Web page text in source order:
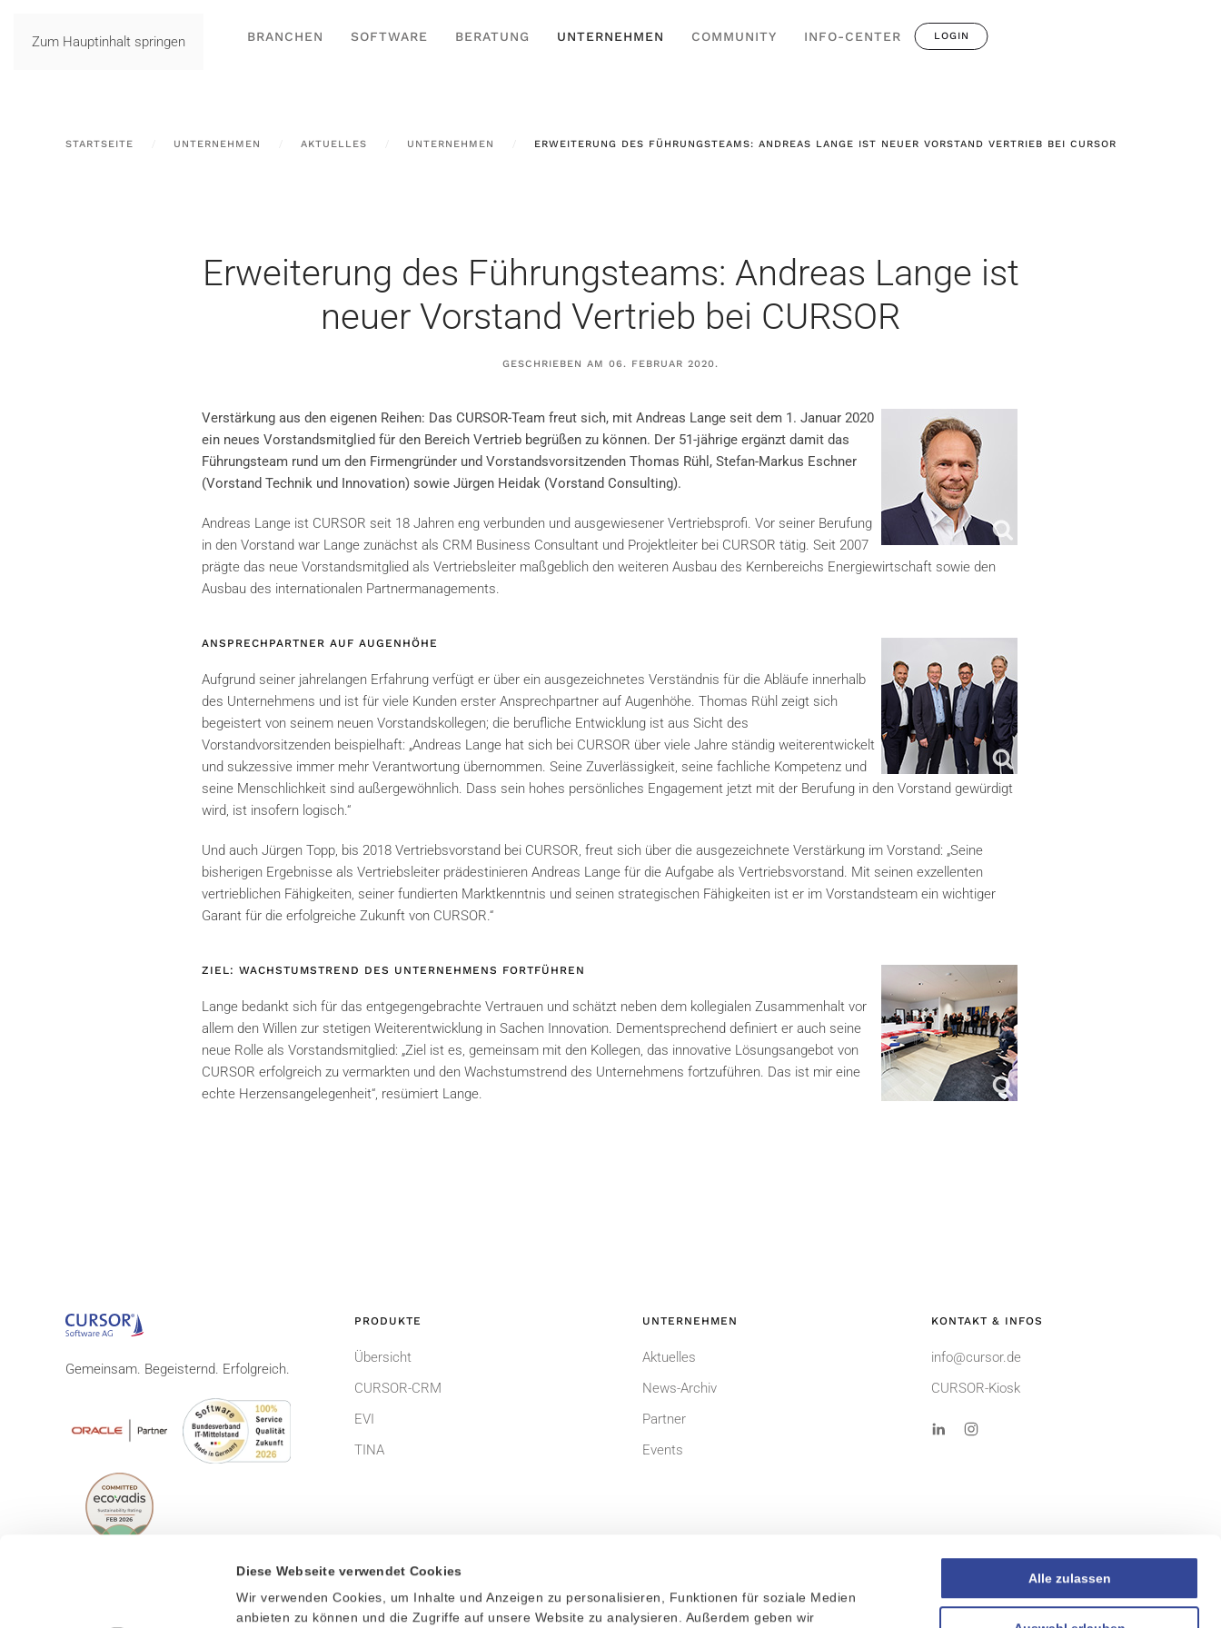
Diese Webseite verwendet Cookies
Wir verwenden Cookies, um Inhalte und Anzeigen zu personalisieren, Funktionen für soziale Medien
anbieten zu können und die Zugriffe auf unsere Website zu analysieren. Außerdem geben wir
Alle zulassen
Zum Hauptinhalt springen BRANCHEN SOFTWARE BERATUNG UNTERNEHMEN COMMUNITY INFO-CENTER LOGIN
STARTSEITE UNTERNEHMEN AKTUELLES UNTERNEHMEN ERWEITERUNG DES FÜHRUNGSTEAMS: ANDREAS LANGE IST NEUER VORSTAND VERTRIEB BEI CURSOR
Erweiterung des Führungsteams: Andreas Lange ist
neuer Vorstand Vertrieb bei CURSOR
GESCHRIEBEN AM 06. FEBRUAR 2020.
Verstärkung aus den eigenen Reihen: Das CURSOR-Team freut sich, mit Andreas Lange seit dem 1. Januar 2020
ein neues Vorstandsmitglied für den Bereich Vertrieb begrüßen zu können. Der 51-jährige ergänzt damit das
Führungsteam rund um den Firmengründer und Vorstandsvorsitzenden Thomas Rühl, Stefan-Markus Eschner
(Vorstand Technik und Innovation) sowie Jürgen Heidak (Vorstand Consulting).
Andreas Lange ist CURSOR seit 18 Jahren eng verbunden und ausgewiesener Vertriebsprofi. Vor seiner Berufung
in den Vorstand war Lange zunächst als CRM Business Consultant und Projektleiter bei CURSOR tätig. Seit 2007
prägte das neue Vorstandsmitglied als Vertriebsleiter maßgeblich den weiteren Ausbau des Kernbereichs Energiewirtschaft sowie den
Ausbau des internationalen Partnermanagements.
ANSPRECHPARTNER AUF AUGENHÖHE
Aufgrund seiner jahrelangen Erfahrung verfügt er über ein ausgezeichnetes Verständnis für die Abläufe innerhalb
des Unternehmens und ist für viele Kunden erster Ansprechpartner auf Augenhöhe. Thomas Rühl zeigt sich
begeistert von seinem neuen Vorstandskollegen; die berufliche Entwicklung ist aus Sicht des
Vorstandvorsitzenden beispielhaft: „Andreas Lange hat sich bei CURSOR über viele Jahre ständig weiterentwickelt
und sukzessive immer mehr Verantwortung übernommen. Seine Zuverlässigkeit, seine fachliche Kompetenz und
seine Menschlichkeit sind außergewöhnlich. Dass sein hohes persönliches Engagement jetzt mit der Berufung in den Vorstand gewürdigt
wird, ist insofern logisch.“
Und auch Jürgen Topp, bis 2018 Vertriebsvorstand bei CURSOR, freut sich über die ausgezeichnete Verstärkung im Vorstand: „Seine
bisherigen Ergebnisse als Vertriebsleiter prädestinieren Andreas Lange für die Aufgabe als Vertriebsvorstand. Mit seinen exzellenten
vertrieblichen Fähigkeiten, seiner fundierten Marktkenntnis und seinen strategischen Fähigkeiten ist er im Vorstandsteam ein wichtiger
Garant für die erfolgreiche Zukunft von CURSOR.“
ZIEL: WACHSTUMSTREND DES UNTERNEHMENS FORTFÜHREN
Lange bedankt sich für das entgegengebrachte Vertrauen und schätzt neben dem kollegialen Zusammenhalt vor
allem den Willen zur stetigen Weiterentwicklung in Sachen Innovation. Dementsprechend definiert er auch seine
neue Rolle als Vorstandsmitglied: „Ziel ist es, gemeinsam mit den Kollegen, das innovative Lösungsangebot von
CURSOR erfolgreich zu vermarkten und den Wachstumstrend des Unternehmens fortzuführen. Das ist mir eine
echte Herzensangelegenheit“, resümiert Lange.
Gemeinsam. Begeisternd. Erfolgreich.
PRODUKTE
Übersicht
CURSOR-CRM
EVI
TINA
UNTERNEHMEN
Aktuelles
News-Archiv
Partner
Events
KONTAKT & INFOS
info@cursor.de
CURSOR-Kiosk
© CURSOR Software AG 2026 Impressum Datenschutzerklärung AGB